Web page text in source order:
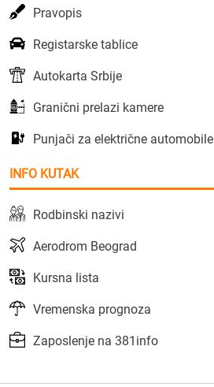
Pravopis
Registarske tablice
Autokarta Srbije
Granični prelazi kamere
Punjači za električne automobile
INFO KUTAK
Rodbinski nazivi
Aerodrom Beograd
Kursna lista
Vremenska prognoza
Zaposlenje na 381info